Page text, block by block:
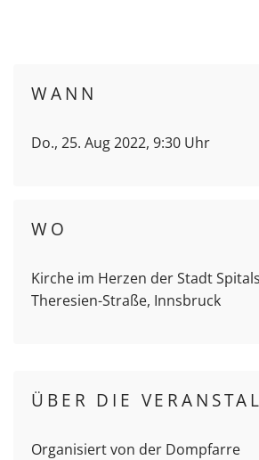
WANN
Do., 25. Aug 2022, 9:30 Uhr
WO
Kirche im Herzen der Stadt
Theresien-Straße, Innsbruck
ÜBER DIE
Organisiert von der Dompfarre